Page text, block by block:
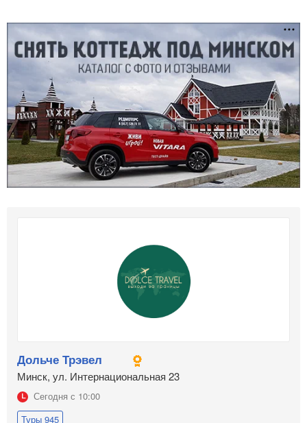
Дольче Трэвел
Минск, ул. Интернациональная 23
Сегодня с 10:00
Туры 945